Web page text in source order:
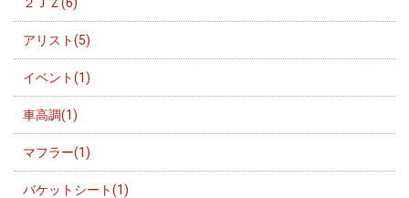
アリスト(5)
イベント(1)
車高調(1)
マフラー(1)
バケットシート(1)